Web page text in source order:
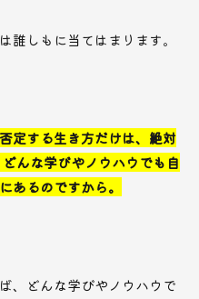
誰しもに当てはまります。
定する生き方だけは、絶対
んな学びやノウハウでも自
あるのですから。
、どんな学びやノウハウで